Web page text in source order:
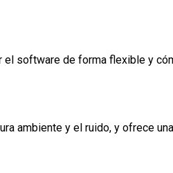
software de forma flexible y
ambiente y el ruido, y ofrece